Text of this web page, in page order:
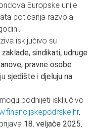
Europske unije
poticanja razvoja
isključivo su
sindikati, udruge
pravne osobe
sjedište i djeluju na
podnijeti isključivo
,
18. veljače 2025.